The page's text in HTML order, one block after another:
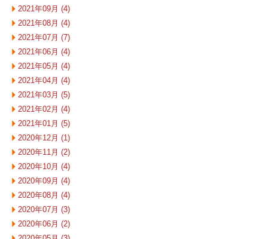
2021年09月 (4)
2021年08月 (4)
2021年07月 (7)
2021年06月 (4)
2021年05月 (4)
2021年04月 (4)
2021年03月 (5)
2021年02月 (4)
2021年01月 (5)
2020年12月 (1)
2020年11月 (2)
2020年10月 (4)
2020年09月 (4)
2020年08月 (4)
2020年07月 (3)
2020年06月 (2)